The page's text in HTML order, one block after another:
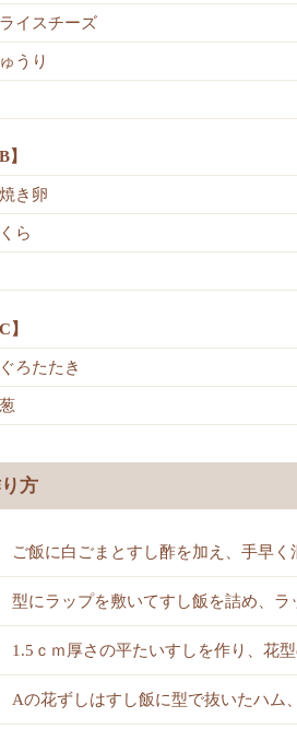
イスチーズ
うり
】
き卵
ら
】
ろたたき
方
ご飯に白ごまとすし酢を加え、手早く
型にラップを敷いてすし飯を詰め、ラ
1.5ｃｍ厚さの平たいすしを作り、花型
Aの花ずしはすし飯に型で抜いたハム